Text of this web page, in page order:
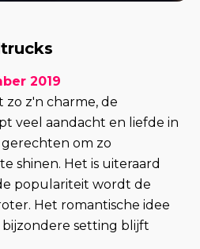
2019
z'n charme, de
veel aandacht en liefde in
om zo
shinen. Het is uiteraard
populariteit wordt de
Het romantische idee
bijzondere setting blijft